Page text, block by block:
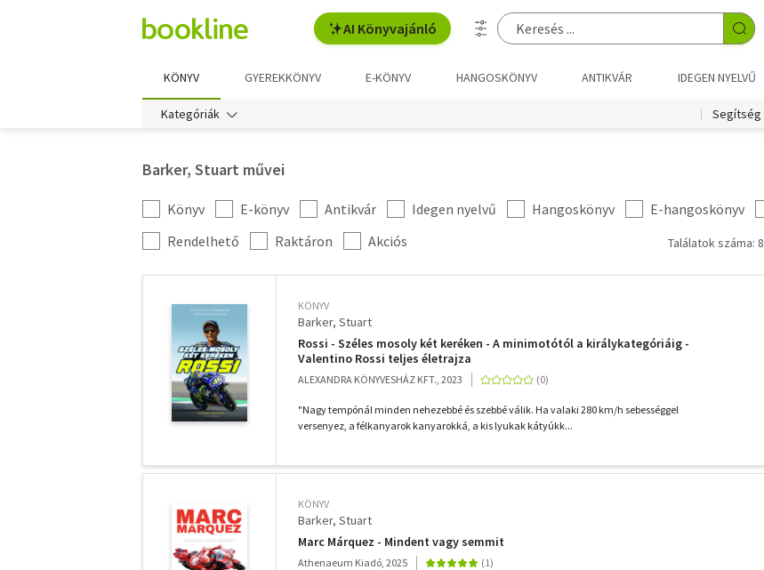
AI Könyvajánló
KÖNYV GYEREKKÖNYV E-KÖNYV HANGOSKÖNYV ANTIKVÁR IDEGEN NYELVŰ
Kategóriák Segítség
Barker, Stuart művei
Kategória
szűrés
Könyv E-könyv Antikvár Idegen nyelvű Hangoskönyv E-hangoskönyv
További
szűrők
Rendelhető Raktáron Akciós Találatok száma: 8
KÖNYV
Barker, Stuart
Rossi - Széles mosoly két keréken - A minimotótól a királykategóriáig -
Valentino Rossi teljes életrajza
ALEXANDRA KÖNYVESHÁZ KFT., 2023
"Nagy tempónál minden nehezebbé és szebbé válik. Ha valaki 280 km/h sebességgel
versenyez, a félkanyarok kanyarokká, a kis lyukak kátyúkk...
KÖNYV
Barker, Stuart
Marc Márquez - Mindent vagy semmit
Athenaeum Kiadó, 2025